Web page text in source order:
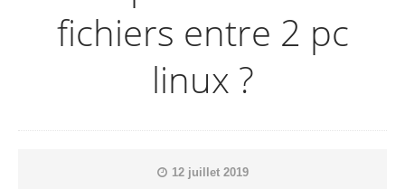
fichiers entre 2 pc
linux ?
12 juillet 2019